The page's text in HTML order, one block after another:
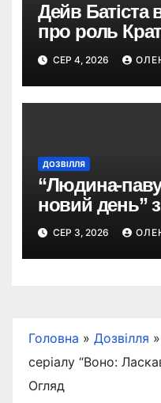
Дейв Батіста
про роль
«God of War»
СЕР 4, 2026
ДОЗВІЛЛЯ
“Людина-
новий день”
вікенд —
історії
СЕР 3, 2026
Головна » Дозвілля »
серіалу “Воно:
Огляд